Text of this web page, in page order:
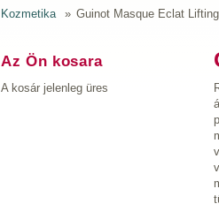
Kozmetika » Guinot Masque Eclat Lifting
Az Ön kosara
A kosár jelenleg üres